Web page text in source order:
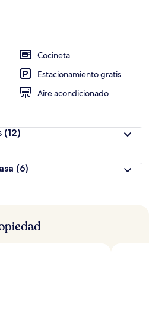
Cocineta
Estacionamiento gratis
Aire acondicionado
(12)
(6)